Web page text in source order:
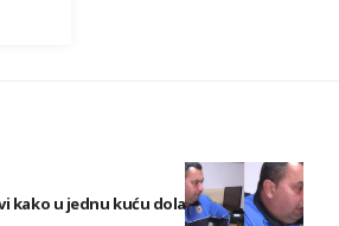
kako u jednu kuću dolazi ljubavnik